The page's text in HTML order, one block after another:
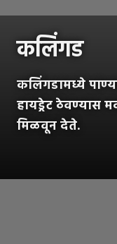
कलिंगड
कलिंगडामध्ये
हायड्रेट ठेवण्यास
मिळवून देते.